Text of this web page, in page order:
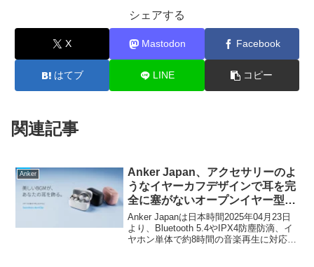
シェアする
X Mastodon Facebook
はてブ LINE コピー
関連記事
Anker
Anker Japan、アクセサリーのよ
うなイヤーカフデザインで耳を完
全に塞がないオープンイヤー型の
ワイヤレスイヤホン
「Soundcore AeroClip」を発
表。
Anker Japanは日本時間2025年04月23日
より、Bluetooth 5.4やIPX4防塵防滴、イ
ヤホン単体で約8時間の音楽再生に対応